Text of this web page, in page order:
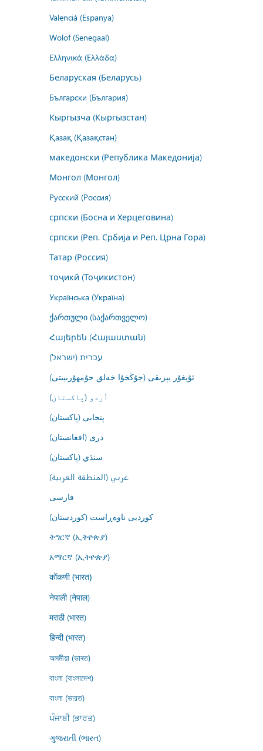
Valencià (Espanya)
Wolof (Senegaal)
Ελληνικά (Ελλάδα)
Беларуская (Беларусь)
Български (България)
Кыргызча (Кыргызстан)
Қазақ (Қазақстан)
македонски (Република Македонија)
Монгол (Монгол)
Русский (Россия)
српски (Босна и Херцеговина)
српски (Реп. Србија и Реп. Црна Гора)
Татар (Россия)
тоҷикӣ (Тоҷикистон)
Українська (Україна)
ქართული (საქართველო)
Հայերեն (Հայաստան)
עברית (ישראל)
ئۇيغۇر يېزىقى (جۇڭخۇا خەلق جۇمھۇرىيىتى)
اُردو (پاکستان)
پنجابی (پاکستان)
درى (افغانستان)
سنڌي (پاکستان)
عربي (المنطقة العربية)
فارسى
کوردیی ناوەڕاست (کوردستان)
ትግርኛ (ኢትዮጵያ)
አማርኛ (ኢትዮጵያ)
कोंकणी (भारत)
नेपाली (नेपाल)
मराठी (भारत)
हिन्दी (भारत)
অসমীয়া (ভাৰত)
বাংলা (বাংলাদেশ)
বাংলা (ভারত)
ਪੰਜਾਬੀ (ਭਾਰਤ)
ગુજરાતી (ભારત)